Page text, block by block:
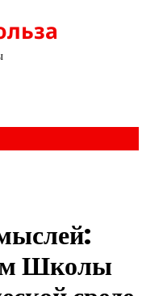
Школы